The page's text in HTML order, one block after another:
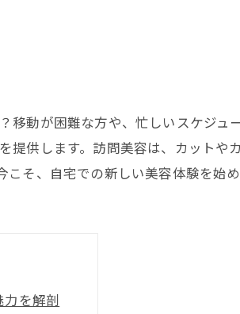
移動が困難な方や、忙しいスケジュ
提供します。訪問美容は、カットや
そ、自宅での新しい美容体験を始
力を解剖